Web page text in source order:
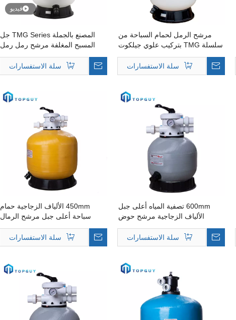
فيديو
المصنع بالجملة TMG Series جل
المسبح المغلفة مرشح رمل رمل
سلة الاستفسارات
مرشح الرمل لحمام السباحة من
سلسلة TMG بتركيب علوي جيلكوت
سلة الاستفسارات
450mm الألياف الزجاجية حمام
سباحة أعلى جبل مرشح الرمال
سلة الاستفسارات
600mm تصفية المياه أعلى جبل
الألياف الزجاجية مرشح حوض
المياهسلة الاستفسارات